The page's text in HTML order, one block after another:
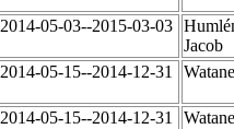
2014-05-03--2015-03-03
Jacob
2014-05-15--2014-12-31
2014-05-15--2014-12-31